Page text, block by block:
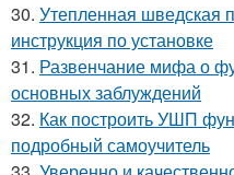
30. Утепленная шведская
инструкция по установке
31. Развенчание мифа о
основных заблуждений
32. Как построить УШП
подробный самоучитель